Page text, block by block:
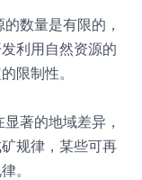
数量是有限的，
利用自然资源的
限制性。
著的地域差异，
规律，某些可再
。